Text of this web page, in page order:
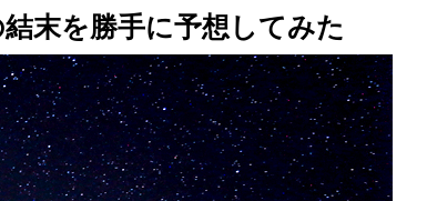
末を勝手に予想してみた